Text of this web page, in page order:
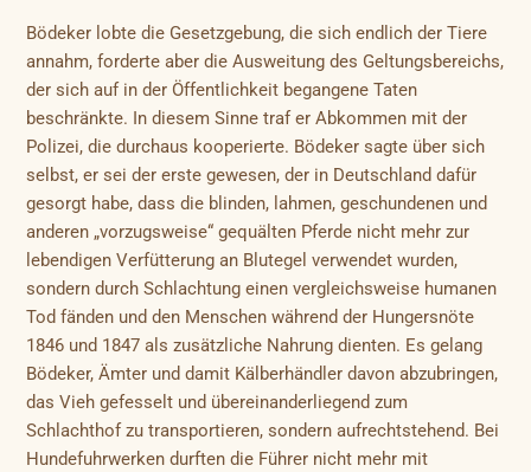
Bödeker lobte die Gesetzgebung, die sich endlich der Tiere
annahm, forderte aber die Ausweitung des Geltungsbereichs,
der sich auf in der Öffentlichkeit begangene Taten
beschränkte. In diesem Sinne traf er Abkommen mit der
Polizei, die durchaus kooperierte. Bödeker sagte über sich
selbst, er sei der erste gewesen, der in Deutschland dafür
gesorgt habe, dass die blinden, lahmen, geschundenen und
anderen „vorzugsweise“ gequälten Pferde nicht mehr zur
lebendigen Verfütterung an Blutegel verwendet wurden,
sondern durch Schlachtung einen vergleichsweise humanen
Tod fänden und den Menschen während der Hungersnöte
1846 und 1847 als zusätzliche Nahrung dienten. Es gelang
Bödeker, Ämter und damit Kälberhändler davon abzubringen,
das Vieh gefesselt und übereinanderliegend zum
Schlachthof zu transportieren, sondern aufrechtstehend. Bei
Hundefuhrwerken durften die Führer nicht mehr mit